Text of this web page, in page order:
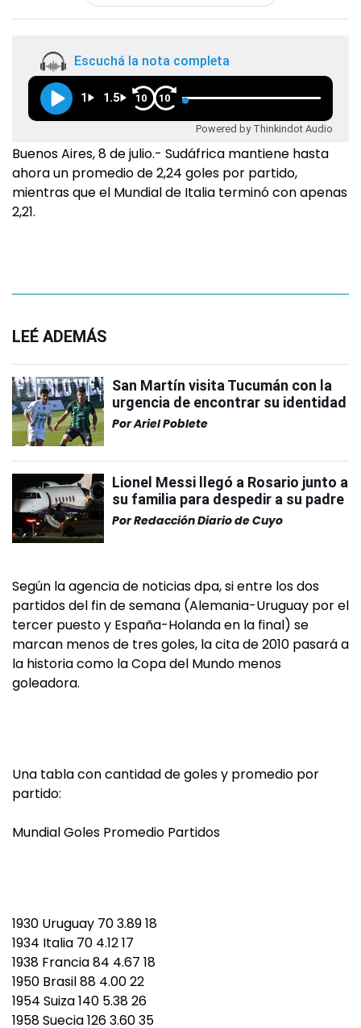
Escuchá la nota completa
1 1.5 10 10
Powered by Thinkindot Audio
Buenos Aires, 8 de julio.- Sudáfrica mantiene hasta
ahora un promedio de 2,24 goles por partido,
mientras que el Mundial de Italia terminó con apenas
2,21.
LEÉ ADEMÁS
San Martín visita Tucumán con la
urgencia de encontrar su identidad
PorAriel Poblete
Lionel Messi llegó a Rosario junto a
su familia para despedir a su padre
PorRedacción Diario de Cuyo
Según la agencia de noticias dpa, si entre los dos
partidos del fin de semana (Alemania-Uruguay por el
tercer puesto y España-Holanda en la final) se
marcan menos de tres goles, la cita de 2010 pasará a
la historia como la Copa del Mundo menos
goleadora.
Una tabla con cantidad de goles y promedio por
partido:
Mundial Goles Promedio Partidos
1930 Uruguay 70 3.89 18
1934 Italia 70 4.12 17
1938 Francia 84 4.67 18
1950 Brasil 88 4.00 22
1954 Suiza 140 5.38 26
1958 Suecia 126 3.60 35